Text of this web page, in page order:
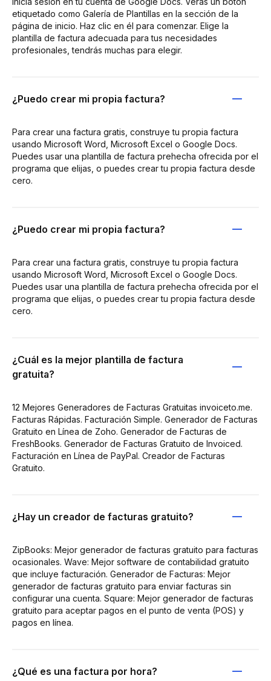
etiquetado como Galería de Plantillas en la sección de la
página de inicio. Haz clic en él para comenzar. Elige la
plantilla de factura adecuada para tus necesidades
profesionales, tendrás muchas para elegir.
¿Puedo crear mi propia factura?
Para crear una factura gratis, construye tu propia factura
usando Microsoft Word, Microsoft Excel o Google Docs.
Puedes usar una plantilla de factura prehecha ofrecida por el
programa que elijas, o puedes crear tu propia factura desde
cero.
¿Puedo crear mi propia factura?
Para crear una factura gratis, construye tu propia factura
usando Microsoft Word, Microsoft Excel o Google Docs.
Puedes usar una plantilla de factura prehecha ofrecida por el
programa que elijas, o puedes crear tu propia factura desde
cero.
¿Cuál es la mejor plantilla de factura
gratuita?
12 Mejores Generadores de Facturas Gratuitas invoiceto.me.
Facturas Rápidas. Facturación Simple. Generador de Facturas
Gratuito en Línea de Zoho. Generador de Facturas de
FreshBooks. Generador de Facturas Gratuito de Invoiced.
Facturación en Línea de PayPal. Creador de Facturas
Gratuito.
¿Hay un creador de facturas gratuito?
ZipBooks: Mejor generador de facturas gratuito para facturas
ocasionales. Wave: Mejor software de contabilidad gratuito
que incluye facturación. Generador de Facturas: Mejor
generador de facturas gratuito para enviar facturas sin
configurar una cuenta. Square: Mejor generador de facturas
gratuito para aceptar pagos en el punto de venta (POS) y
pagos en línea.
¿Qué es una factura por hora?